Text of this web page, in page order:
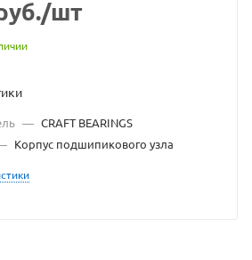
/шт
— CRAFT BEARINGS
Корпус подшипикового узла